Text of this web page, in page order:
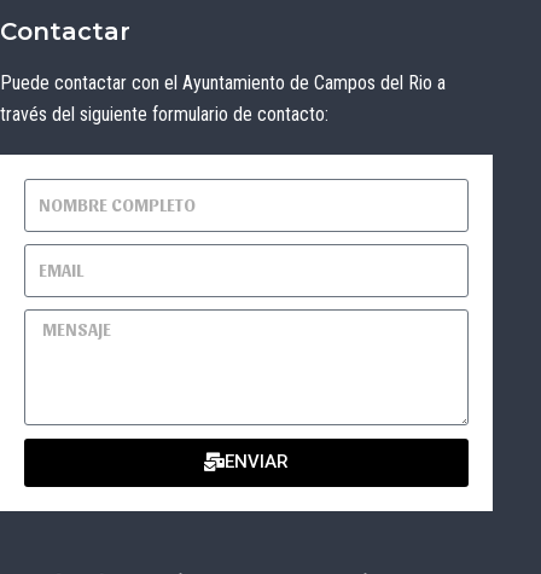
Contactar
Puede contactar con el Ayuntamiento de Campos del Rio a
través del siguiente formulario de contacto:
ENVIAR